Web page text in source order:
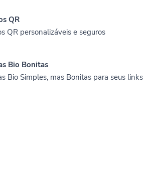
QR
QR personalizáveis e seguros
Bio Bonitas
Bio Simples, mas Bonitas para seus links